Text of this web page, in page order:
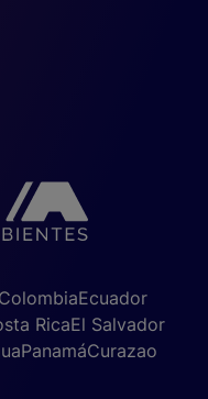
ColombiaEcuador
RicaEl Salvador
PanamáCurazao